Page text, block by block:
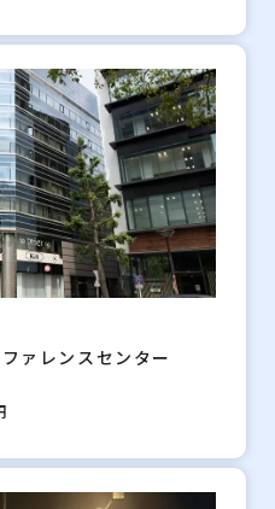
ァレンスセンター